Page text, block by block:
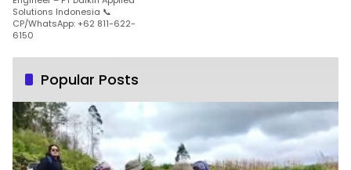
Solutions Indonesia 📞
CP/WhatsApp: +62 811-622-
6150
Popular Posts